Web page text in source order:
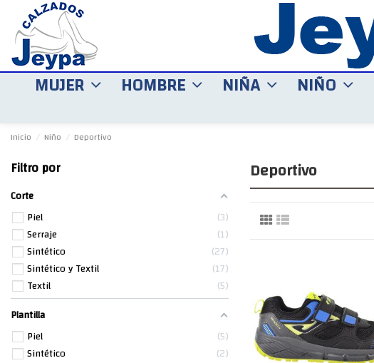
MUJER HOMBRE NIÑA NIÑO
Inicio Niño Deportivo
Deportivo
Filtro por
Corte
Piel
3
Serraje
1
Sintético
27
Sintético y Textil
17
Textil
5
Plantilla
Piel
5
Sintético
2